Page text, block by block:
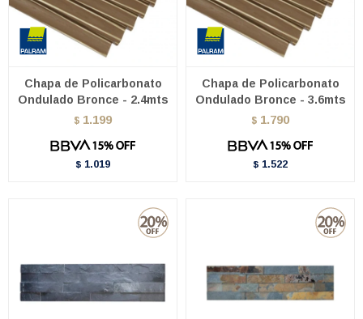
Chapa de Policarbonato
Ondulado Bronce - 2.4mts
$ 1.199
$ 1.019
Chapa de Policarbonato
Ondulado Bronce - 3.6mts
$ 1.790
$ 1.522